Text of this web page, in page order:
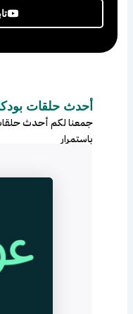
o
t
i
أحدث حلقات
جمعنا لكم أحدث
باستمرار